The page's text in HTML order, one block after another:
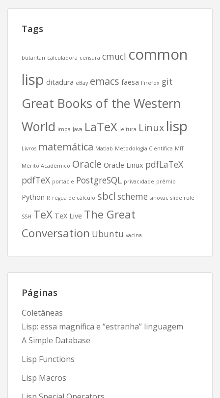
Tags
butantan calculadora censura cmucl common
lisp ditadura eBay emacs faesa Firefox git
Great Books of the Western
World impa Java LaTeX leitura Linux lisp
Livros matemática Matlab Metodologia Científica MIT
Mérito Acadêmico Oracle Oracle Linux pdfLaTeX
pdfTeX portacle PostgreSQL privacidade prêmio
Python R régua de cálculo sbcl scheme sinovac slide rule
SSH TeX TeX Live The Great
Conversation Ubuntu vacina
Páginas
Coletâneas
Lisp: essa magnífica e “estranha” linguagem
A Simple Database
Lisp Functions
Lisp Macros